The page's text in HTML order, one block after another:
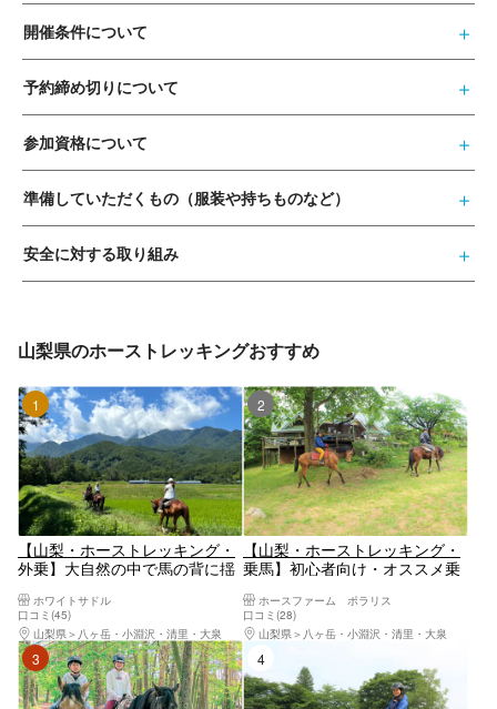
開催条件について
予約締め切りについて
参加資格について
準備していただくもの（服装や持ちものなど）
安全に対する取り組み
山梨県のホーストレッキングおすすめ
1位
【山梨・ホーストレッキング・
外乗】大自然の中で馬の背に揺
りの森林浴を楽しもう！60分ホ
ーストレッキング
ホワイトサドル
口コミ(45)
山梨県
八ヶ岳・小淵沢・清里・大泉
2位
【山梨・ホーストレッキング・
乗馬】初心者向け・オススメ乗
原をお散歩しよう（レッスン30
分・外乗30分）
ホースファーム ポラリス
口コミ(28)
山梨県
八ヶ岳・小淵沢・清里・大泉
3位